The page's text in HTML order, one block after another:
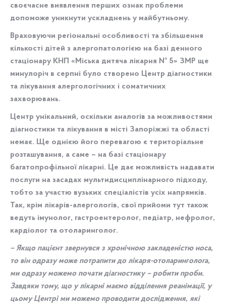
своєчасне виявлення перших ознак проблеми
допоможе уникнути ускладнень у майбутньому.
Враховуючи регіональні особливості та збільшення
кількості дітей з алергопатологією на базі денного
стаціонару КНП «Міська дитяча лікарня № 5» ЗМР ще
минулоріч в серпні було створено Центр діагностики
та лікування алергологічних і соматичних
захворювань.
Центр унікальний, оскільки аналогів за можливостями
діагностики та лікування в місті Запоріжжі та області
немає. Ще однією його перевагою є територіальне
розташування, а саме – на базі стаціонару
багатопрофільної лікарні. Це дає можливість надавати
послуги на засадах мультидисциплінарного підходу,
тобто за участю вузьких спеціалістів усіх напрямків.
Так, крім лікарів-алергологів, свої прийоми тут також
ведуть імунолог, гастроентеролог, педіатр, нефролог,
кардіолог та отоларинголог.
– Якщо пацієнт звернувся з хронічною закладеністю носа,
то він одразу може потрапити до лікаря-отоларинголога,
ми одразу можемо почати діагностику – робити проби.
Завдяки тому, що у лікарні маємо відділення реанімації, у
цьому Центрі ми можемо проводити дослідження, які